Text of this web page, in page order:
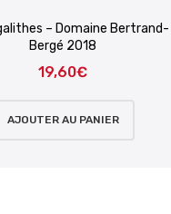
– Domaine Bertrand-
Bergé 2018
19,60€
AJOUTER AU PANIER